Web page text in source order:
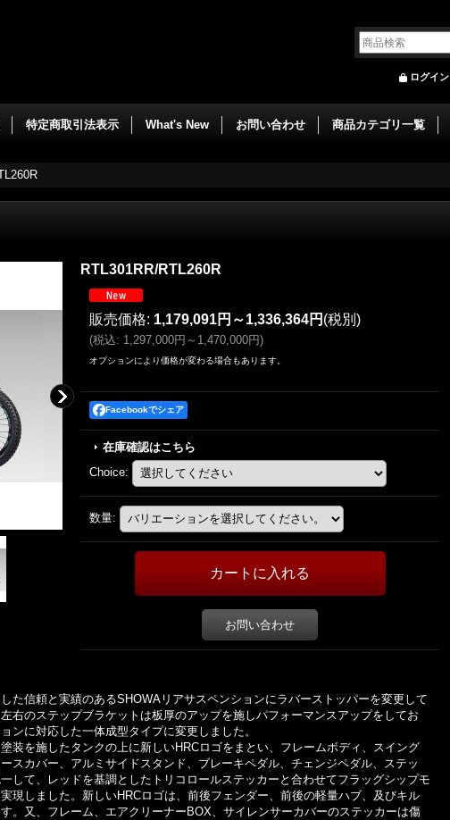
ログイン
特定商取引法表示 What's New お問い合わせ 商品カテゴリ一覧
RTL301RR/RTL260R
販売価格: 1,179,091円～1,336,364円 (税別)
(税込: 1,297,000円～1,470,000円)
オプションにより価格が変わる場合もあります。
Facebookでシェア
在庫確認はこちら
Choice:
数量:
お問い合わせ
た信頼と実績のあるSHOWAリアサスペンションにラバーストッパーを変更して
右のステップブラケットは板厚のアップを施しパフォーマンスアップをしてお
ンに対応した一体成型タイプに変更しました。
装を施したタンクの上に新しいHRCロゴをまとい、フレームボディ、スイング
スカバー、アルミサイドスタンド、ブレーキペダル、チェンジペダル、ステッ
して、レッドを基調としたトリコロールステッカーと合わせてフラッグシップモ
現しました。新しいHRCロゴは、前後フェンダー、前後の軽量ハブ、及びキル
。又、フレーム、エアクリーナーBOX、サイレンサーカバーのステッカーは傷